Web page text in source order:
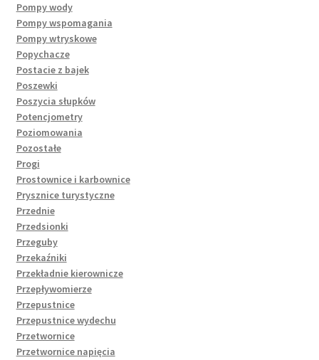
Pompy wody
Pompy wspomagania
Pompy wtryskowe
Popychacze
Postacie z bajek
Poszewki
Poszycia słupków
Potencjometry
Poziomowania
Pozostałe
Progi
Prostownice i karbownice
Prysznice turystyczne
Przednie
Przedsionki
Przeguby
Przekaźniki
Przekładnie kierownicze
Przepływomierze
Przepustnice
Przepustnice wydechu
Przetwornice
Przetwornice napięcia